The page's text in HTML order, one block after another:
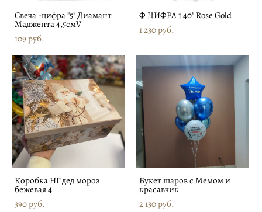
Свеча -цифра "5" Диамант
Маджента 4,5смV
109 pуб.
Ф ЦИФРА 1 40" Rose Gold
1 230 pуб.
Коробка НГ дед мороз
бежевая 4
390 pуб.
Букет шаров с Мемом и
красавчик
2 130 pуб.